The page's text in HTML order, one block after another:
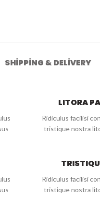
SHIPPING & DELIVERY
LITORA
Ridiculus facilisi
tristique nostra
Ridiculus facilisi
tristique nostra